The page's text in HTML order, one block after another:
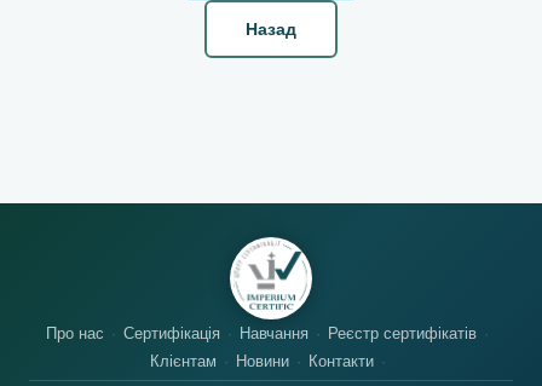
Назад
Про нас Сертифікація Навчання
Реєстр сертифікатів
Клієнтам
Новини Контакти